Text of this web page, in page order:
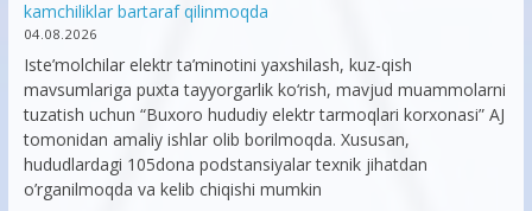
kamchiliklar bartaraf qilinmoqda
04.08.2026
Iste’molchilar elektr ta’minotini yaxshilash, kuz-qish
mavsumlariga puxta tayyorgarlik ko‘rish, mavjud muammolarni
tuzatish uchun “Buxoro hududiy elektr tarmoqlari korxonasi” AJ
tomonidan amaliy ishlar olib borilmoqda. Xususan,
hududlardagi 105dona podstansiyalar texnik jihatdan
o’rganilmoqda va kelib chiqishi mumkin